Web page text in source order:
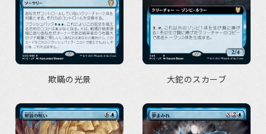
欺瞞の光景 大鉈のスカーブ